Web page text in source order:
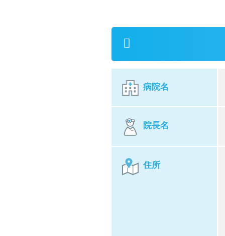
病院名
院⻑名
住所